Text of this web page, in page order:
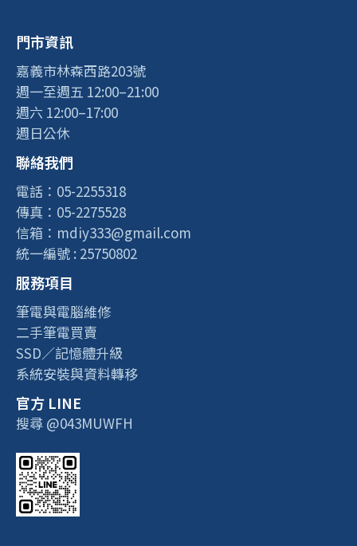
門市資訊
嘉義市林森西路203號
週一至週五 12:00–21:00
週六 12:00–17:00
週日公休
聯絡我們
電話：05-2255318
傳真：05-2275528
信箱：mdiy333@gmail.com
統一編號 : 25750802
服務項目
筆電與電腦維修
二手筆電買賣
SSD／記憶體升級
系統安裝與資料轉移
官方 LINE
搜尋 @043MUWFH